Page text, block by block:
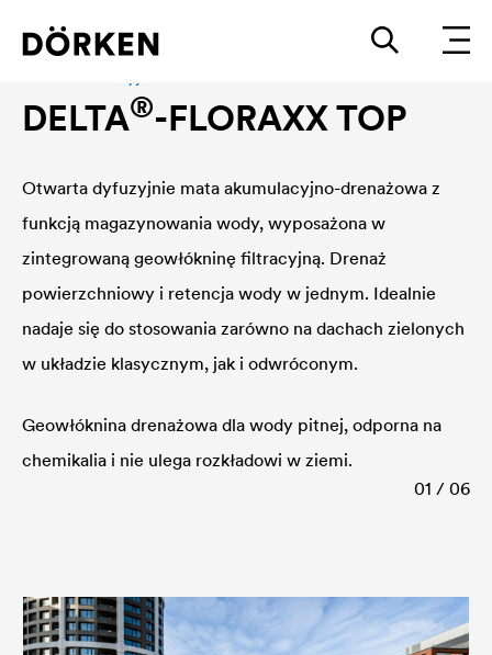
DELTA®-FLORAXX TOP
Otwarta dyfuzyjnie mata akumulacyjno-drenażowa z
funkcją magazynowania wody, wyposażona w
zintegrowaną geowłókninę filtracyjną. Drenaż
powierzchniowy i retencja wody w jednym. Idealnie
nadaje się do stosowania zarówno na dachach zielonych
w układzie klasycznym, jak i odwróconym.
Geowłóknina drenażowa dla wody pitnej, odporna na
chemikalia i nie ulega rozkładowi w ziemi.
01 / 06